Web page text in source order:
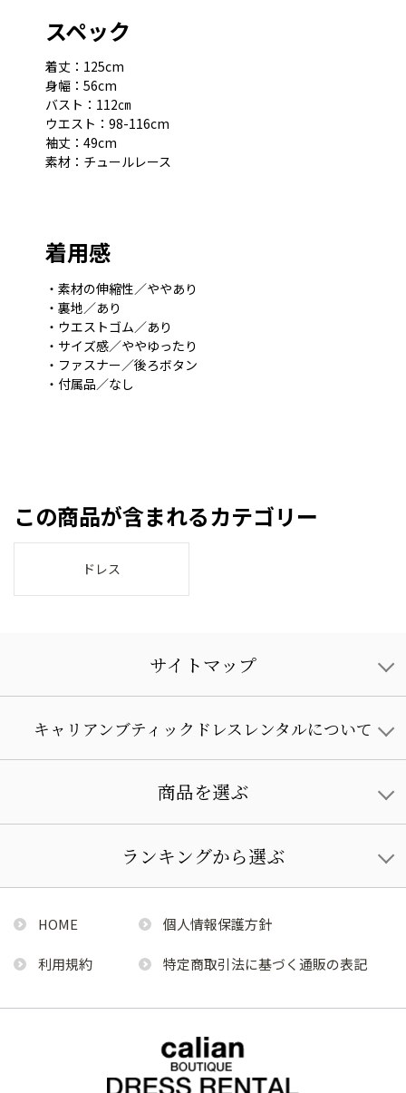
スペック
着丈：125cm
身幅：56cm
バスト：112㎝
ウエスト：98-116cm
袖丈：49cm
素材：チュールレース
着用感
・素材の伸縮性／ややあり
・裏地／あり
・ウエストゴム／あり
・サイズ感／ややゆったり
・ファスナー／後ろボタン
・付属品／なし
この商品が含まれるカテゴリー
ドレス
サイトマップ
キャリアンブティックドレスレンタルについて
商品を選ぶ
ランキングから選ぶ
HOME 個人情報保護方針
利用規約 特定商取引法に基づく通販の表記